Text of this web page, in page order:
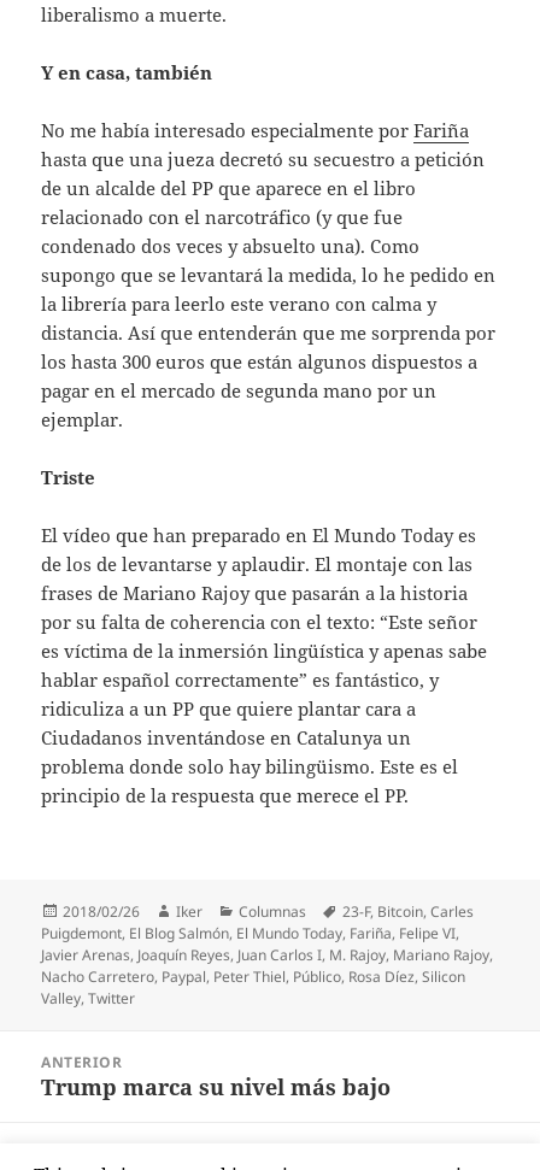
liberalismo a muerte.
Y en casa, también
No me había interesado especialmente porFariña
hasta que una jueza decretó su secuestro a petición
de un alcalde del PP que aparece en el libro
relacionado con el narcotráfico (y que fue
condenado dos veces y absuelto una). Como
supongo que se levantará la medida, lo he pedido en
la librería para leerlo este verano con calma y
distancia. Así que entenderán que me sorprenda por
los hasta 300 euros que están algunos dispuestos a
pagar en el mercado de segunda mano por un
ejemplar.
Triste
El vídeo que han preparado en El Mundo Today es
de los de levantarse y aplaudir. El montaje con las
frases de Mariano Rajoy que pasarán a la historia
por su falta de coherencia con el texto: “Este señor
es víctima de la inmersión lingüística y apenas sabe
hablar español correctamente” es fantástico, y
ridiculiza a un PP que quiere plantar cara a
Ciudadanos inventándose en Catalunya un
problema donde solo hay bilingüismo. Este es el
principio de la respuesta que merece el PP.
Publicado
el
2018/02/26 Autor
Iker Categorías
Columnas Etiquetas
23-F, Bitcoin,Carles
Puigdemont, El Blog Salmón, El Mundo Today, Fariña, Felipe VI,
Javier Arenas, Joaquín Reyes, Juan Carlos I, M. Rajoy, Mariano Rajoy,
Nacho Carretero, Paypal, Peter Thiel, Público, Rosa Díez,Silicon
Valley,Twitter
entradas
ANTERIOR
Entrada
Trump marca su nivel más bajo